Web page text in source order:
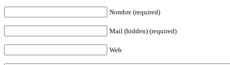
Nombre (required)
Mail (hidden) (required)
Web